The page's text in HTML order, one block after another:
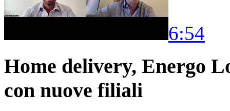
6:54
Home delivery, Energo
con nuove filiali